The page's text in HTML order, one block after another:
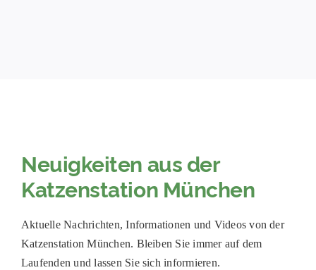
Neuigkeiten aus der
Katzenstation München
Aktuelle Nachrichten, Informationen und Videos von der
Katzenstation München. Bleiben Sie immer auf dem
Laufenden und lassen Sie sich informieren.